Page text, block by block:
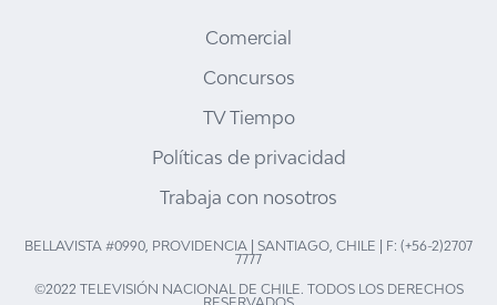
Comercial
Concursos
TV Tiempo
Políticas de privacidad
Trabaja con nosotros
BELLAVISTA #0990, PROVIDENCIA | SANTIAGO, CHILE | F: (+56-2)2707
7777
©2022 TELEVISIÓN NACIONAL DE CHILE. TODOS LOS DERECHOS